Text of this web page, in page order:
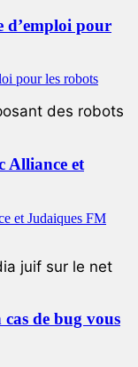
d’emploi pour
des robots
Alliance et
juif sur le net
de bug vous